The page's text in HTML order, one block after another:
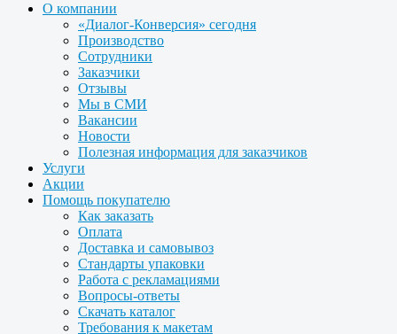
О компании
«Диалог-Конверсия» сегодня
Производство
Сотрудники
Заказчики
Отзывы
Мы в СМИ
Вакансии
Новости
Полезная информация для заказчиков
Услуги
Акции
Помощь покупателю
Как заказать
Оплата
Доставка и самовывоз
Стандарты упаковки
Работа с рекламациями
Вопросы-ответы
Скачать каталог
Требования к макетам